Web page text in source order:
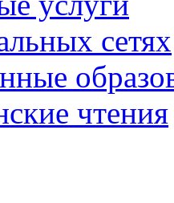
сетях
чтения